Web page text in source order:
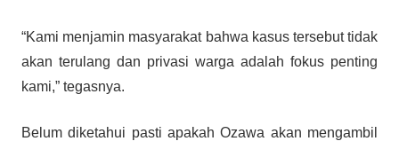
“Kami menjamin masyarakat bahwa kasus tersebut tidak
akan terulang dan privasi warga adalah fokus penting
kami,” tegasnya.
Belum diketahui pasti apakah Ozawa akan mengambil